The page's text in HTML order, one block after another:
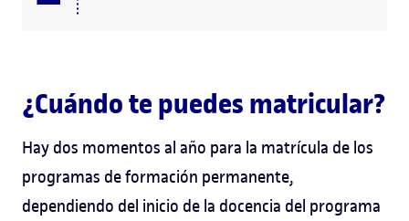
¿Cuándo te puedes matricular?
Hay dos momentos al año para la matrícula de los
programas de formación permanente,
dependiendo del inicio de la docencia del programa